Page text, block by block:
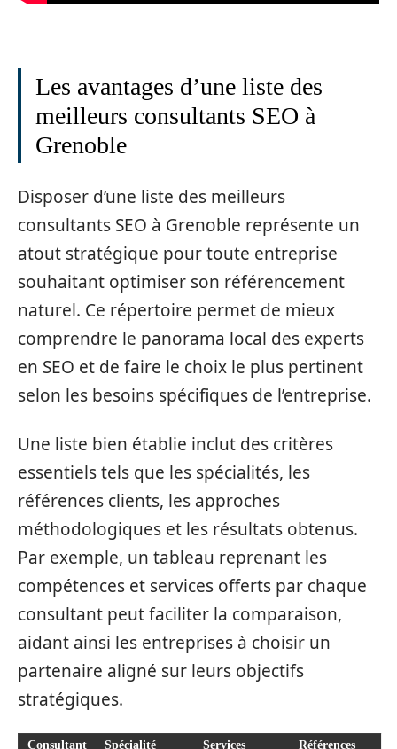
Les avantages d’une liste des
meilleurs consultants SEO à
Grenoble
Disposer d’une liste des meilleurs
consultants SEO à Grenoble représente un
atout stratégique pour toute entreprise
souhaitant optimiser son référencement
naturel. Ce répertoire permet de mieux
comprendre le panorama local des experts
en SEO et de faire le choix le plus pertinent
selon les besoins spécifiques de l’entreprise.
Une liste bien établie inclut des critères
essentiels tels que les spécialités, les
références clients, les approches
méthodologiques et les résultats obtenus.
Par exemple, un tableau reprenant les
compétences et services offerts par chaque
consultant peut faciliter la comparaison,
aidant ainsi les entreprises à choisir un
partenaire aligné sur leurs objectifs
stratégiques.
Consultant Spécialité Services Références